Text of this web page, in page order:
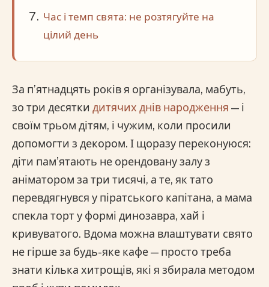
Час і темп свята: не розтягуйте на
цілий день
За п’ятнадцять років я організувала, мабуть,
зо три десятки дитячих днів народження — і
своїм трьом дітям, і чужим, коли просили
допомогти з декором. І щоразу переконуюся:
діти пам’ятають не орендовану залу з
аніматором за три тисячі, а те, як тато
перевдягнувся у піратського капітана, а мама
спекла торт у формі динозавра, хай і
кривуватого. Вдома можна влаштувати свято
не гірше за будь-яке кафе — просто треба
знати кілька хитрощів, які я збирала методом